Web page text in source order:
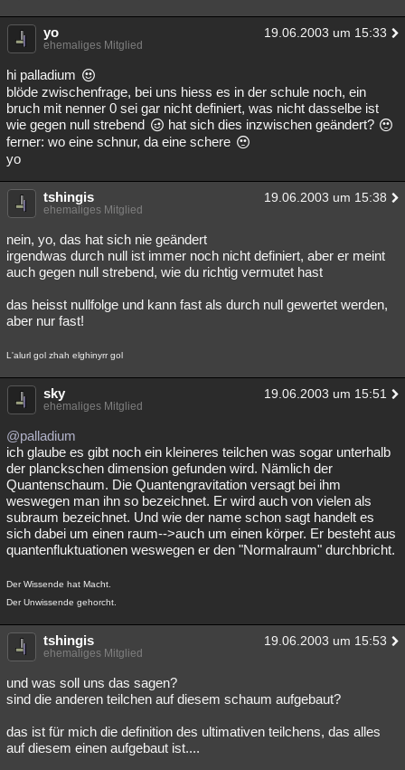
yo 19.06.2003 um 15:33
ehemaliges Mitglied
hi palladium
blöde zwischenfrage, bei uns hiess es in der schule noch, ein
bruch mit nenner 0 sei gar nicht definiert, was nicht dasselbe ist
wie gegen null strebend
hat sich dies inzwischen geändert?
ferner: wo eine schnur, da eine schere
yo
tshingis 19.06.2003 um 15:38
ehemaliges Mitglied
nein, yo, das hat sich nie geändert
irgendwas durch null ist immer noch nicht definiert, aber er meint
auch gegen null strebend, wie du richtig vermutet hast
das heisst nullfolge und kann fast als durch null gewertet werden,
aber nur fast!
L'alurl gol zhah elghinyrr gol
sky 19.06.2003 um 15:51
ehemaliges Mitglied
@palladium
ich glaube es gibt noch ein kleineres teilchen was sogar unterhalb
der planckschen dimension gefunden wird. Nämlich der
Quantenschaum. Die Quantengravitation versagt bei ihm
weswegen man ihn so bezeichnet. Er wird auch von vielen als
subraum bezeichnet. Und wie der name schon sagt handelt es
sich dabei um einen raum-->auch um einen körper. Er besteht aus
quantenfluktuationen weswegen er den "Normalraum" durchbricht.
Der Wissende hat Macht.
Der Unwissende gehorcht.
tshingis 19.06.2003 um 15:53
ehemaliges Mitglied
und was soll uns das sagen?
sind die anderen teilchen auf diesem schaum aufgebaut?
das ist für mich die definition des ultimativen teilchens, das alles
auf diesem einen aufgebaut ist....